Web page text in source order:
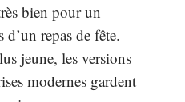
bien pour un
repas de fête.
jeune, les versions
modernes gardent